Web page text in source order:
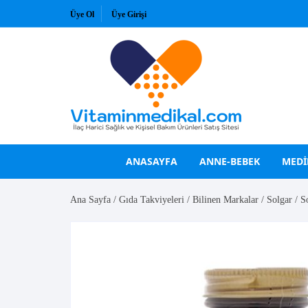
Üye Ol Üye Girişi
ANASAYFA ANNE-BEBEK
VİTAMİNLER
GÜNEŞ KREMLERİ
Ana Sayfa / Gıda Takviyeleri / Bilinen Markalar / Solgar /